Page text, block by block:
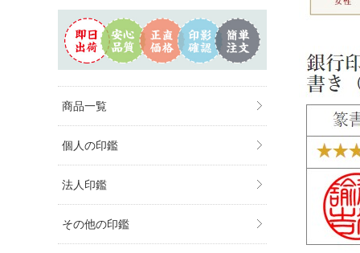
商品一覧
個人の印鑑
法人印鑑
その他の印鑑